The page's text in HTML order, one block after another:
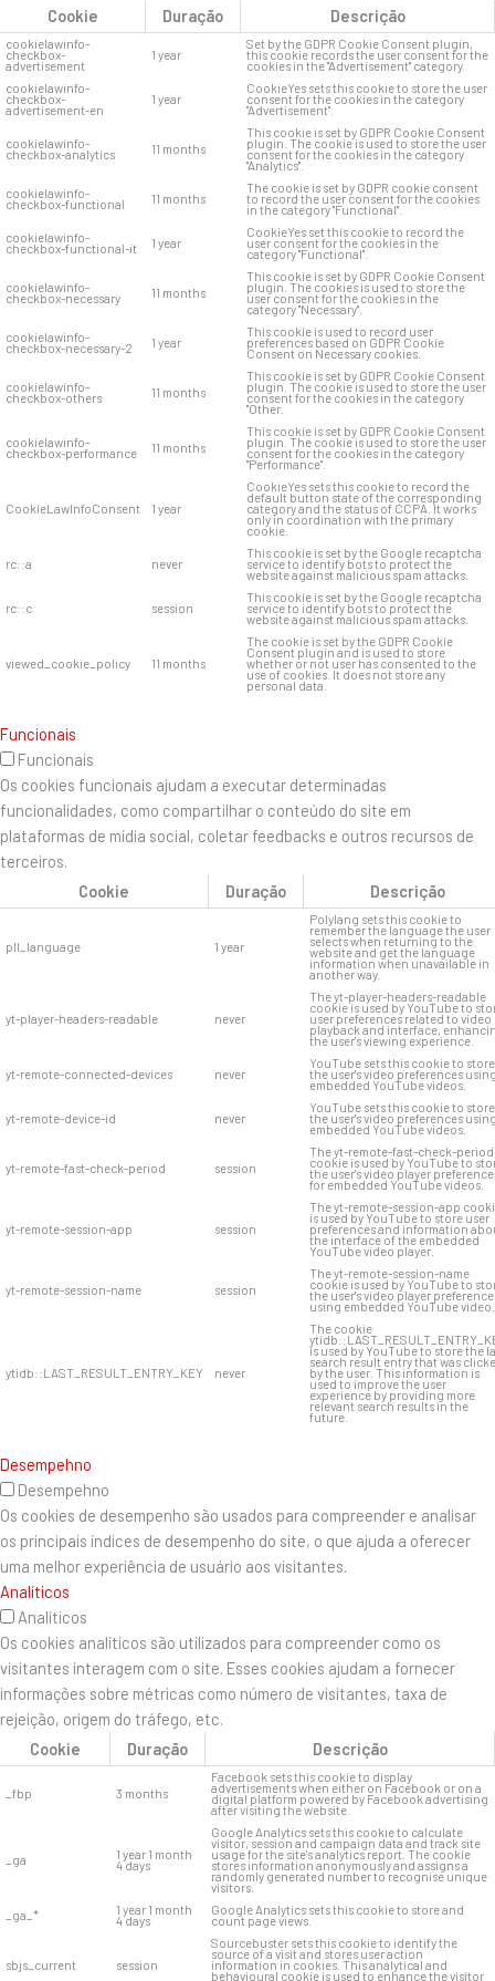
Cookie
Duração Descrição
cookielawinfo-
checkbox-
advertisement
1 year
Set by the GDPR Cookie Consent plugin,
this cookie records the user consent for the
cookies in the "Advertisement" category.
cookielawinfo-
checkbox-
advertisement-en
1 year
CookieYes sets this cookie to store the user
consent for the cookies in the category
"Advertisement".
cookielawinfo-
checkbox-analytics 11 months
This cookie is set by GDPR Cookie Consent
plugin. The cookie is used to store the user
consent for the cookies in the category
"Analytics".
cookielawinfo-
checkbox-functional 11 months
The cookie is set by GDPR cookie consent
to record the user consent for the cookies
in the category "Functional".
cookielawinfo-
checkbox-functional-it 1 year
CookieYes set this cookie to record the
user consent for the cookies in the
category "Functional".
cookielawinfo-
checkbox-necessary 11 months
This cookie is set by GDPR Cookie Consent
plugin. The cookies is used to store the
user consent for the cookies in the
category "Necessary".
cookielawinfo-
checkbox-necessary-2 1 year
This cookie is used to record user
preferences based on GDPR Cookie
Consent on Necessary cookies.
cookielawinfo-
checkbox-others 11 months
This cookie is set by GDPR Cookie Consent
plugin. The cookie is used to store the user
consent for the cookies in the category
"Other.
cookielawinfo-
checkbox-performance 11 months
This cookie is set by GDPR Cookie Consent
plugin. The cookie is used to store the user
consent for the cookies in the category
"Performance".
CookieLawInfoConsent 1 year
CookieYes sets this cookie to record the
default button state of the corresponding
category and the status of CCPA. It works
only in coordination with the primary
cookie.
rc::a never
This cookie is set by the Google recaptcha
service to identify bots to protect the
website against malicious spam attacks.
rc::c session
This cookie is set by the Google recaptcha
service to identify bots to protect the
website against malicious spam attacks.
viewed_cookie_policy 11 months
The cookie is set by the GDPR Cookie
Consent plugin and is used to store
whether or not user has consented to the
use of cookies. It does not store any
personal data.
Funcionais
Funcionais
Os cookies funcionais ajudam a executar determinadas
funcionalidades, como compartilhar o conteúdo do site em
plataformas de mídia social, coletar feedbacks e outros recursos de
terceiros.
Cookie
Duração Descrição
pll_language 1 year
Polylang sets this cookie to
remember the language the user
selects when returning to the
website and get the language
information when unavailable in
another way.
yt-player-headers-readable never
The yt-player-headers-readable
cookie is used by YouTube to
user preferences related to video
playback and interface,
the user's viewing experience.
yt-remote-connected-devices never
YouTube sets this cookie to store
the user's video preferences
embedded YouTube videos.
yt-remote-device-id never
YouTube sets this cookie to store
the user's video preferences
embedded YouTube videos.
yt-remote-fast-check-period session
The yt-remote-fast-check-period
cookie is used by YouTube to
the user's video player
for embedded YouTube videos.
yt-remote-session-app session
The yt-remote-session-app
is used by YouTube to store user
preferences and information
the interface of the embedded
YouTube video player.
yt-remote-session-name session
The yt-remote-session-name
cookie is used by YouTube to
the user's video player
using embedded YouTube video.
ytidb::LAST_RESULT_ENTRY_KEY never
The cookie
is used by YouTube to store the
search result entry that was
by the user. This information is
used to improve the user
experience by providing more
relevant search results in the
future.
Desempehno
Desempehno
Os cookies de desempenho são usados ​​para compreender e analisar
os principais índices de desempenho do site, o que ajuda a oferecer
uma melhor experiência de usuário aos visitantes.
Analíticos
Analíticos
Os cookies analíticos são utilizados para compreender como os
visitantes interagem com o site. Esses cookies ajudam a fornecer
informações sobre métricas como número de visitantes, taxa de
rejeição, origem do tráfego, etc.
Cookie
Duração Descrição
_fbp 3 months
Facebook sets this cookie to display
advertisements when either on Facebook or on a
digital platform powered by Facebook advertising
after visiting the website.
_ga 1 year 1 month
4 days
Google Analytics sets this cookie to calculate
visitor, session and campaign data and track site
usage for the site's analytics report. The cookie
stores information anonymously and assigns a
randomly generated number to recognise unique
visitors.
_ga_*
1 year 1 month
4 days
Google Analytics sets this cookie to store and
count page views.
sbjs_current session
Sourcebuster sets this cookie to identify the
source of a visit and stores user action
information in cookies. This analytical and
behavioural cookie is used to enhance the visitor